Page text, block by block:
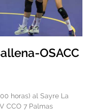
OSACC
horas) al Sayre La
CCO 7 Palmas